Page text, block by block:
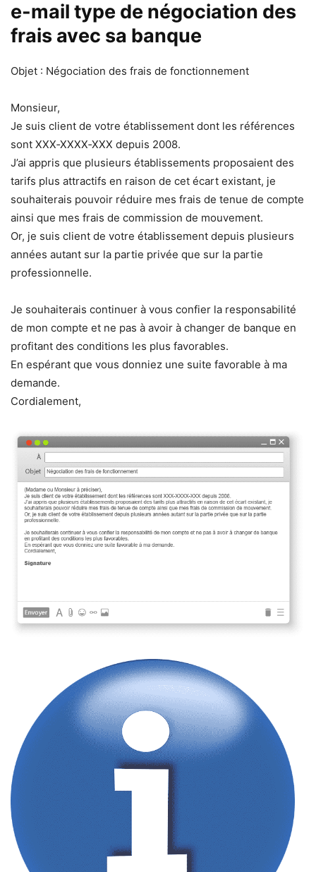
e-mail type de négociation des
frais avec sa banque
Objet : Négociation des frais de fonctionnement
Monsieur,
Je suis client de votre établissement dont les références
sont XXX‐XXXX‐XXX depuis 2008.
J’ai appris que plusieurs établissements proposaient des
tarifs plus attractifs en raison de cet écart existant, je
souhaiterais pouvoir réduire mes frais de tenue de compte
ainsi que mes frais de commission de mouvement.
Or, je suis client de votre établissement depuis plusieurs
années autant sur la partie privée que sur la partie
professionnelle.
Je souhaiterais continuer à vous confier la responsabilité
de mon compte et ne pas à avoir à changer de banque en
profitant des conditions les plus favorables.
En espérant que vous donniez une suite favorable à ma
demande.
Cordialement,